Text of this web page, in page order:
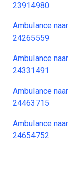
23914980
Ambulance
24265559
Ambulance
24331491
Ambulance
24463715
Ambulance
24654752